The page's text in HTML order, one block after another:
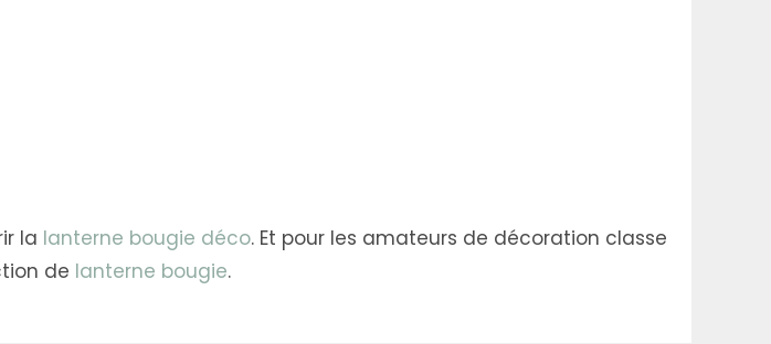
la lanterne bougie déco. Et pour les amateurs de décoration classe
de lanterne bougie.